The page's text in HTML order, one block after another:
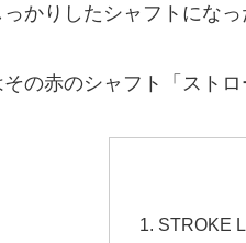
っかりしたシャフトにな
の赤のシャフト「スト
STROKE